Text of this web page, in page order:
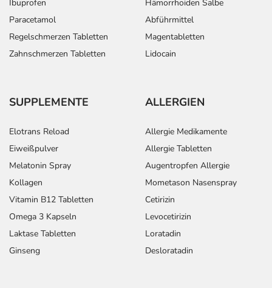
Ibuprofen
Paracetamol
Regelschmerzen Tabletten
Zahnschmerzen Tabletten
Hämorrhoiden Salbe
Abführmittel
Magentabletten
Lidocain
SUPPLEMENTE
Elotrans Reload
Eiweißpulver
Melatonin Spray
Kollagen
Vitamin B12 Tabletten
Omega 3 Kapseln
Laktase Tabletten
Ginseng
ALLERGIEN
Allergie Medikamente
Allergie Tabletten
Augentropfen Allergie
Mometason Nasenspray
Cetirizin
Levocetirizin
Loratadin
Desloratadin